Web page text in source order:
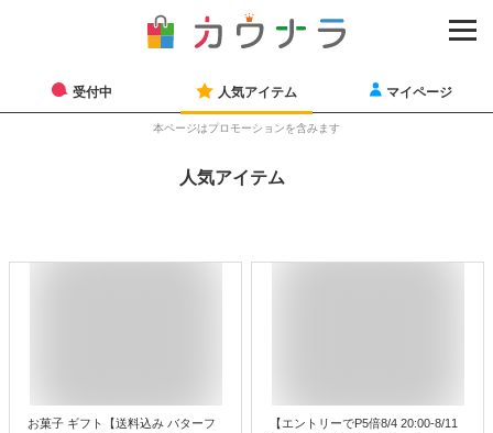
受付中 人気アイテム マイページ
本ページはプロモーションを含みます
人気アイテム
お菓子 ギフト【送料込み バターフ
【エントリーでP5倍8/4 20:00-8/11